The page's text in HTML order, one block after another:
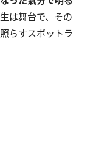
舞台で、その
らすスポットラ